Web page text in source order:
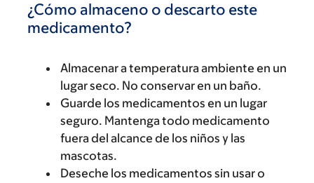
¿Cómo almaceno o descarto este
medicamento?
Almacenar a temperatura ambiente en un
lugar seco. No conservar en un baño.
Guarde los medicamentos en un lugar
seguro. Mantenga todo medicamento
fuera del alcance de los niños y las
mascotas.
Deseche los medicamentos sin usar o